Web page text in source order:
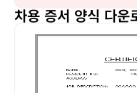
차용 증서 양식 다운